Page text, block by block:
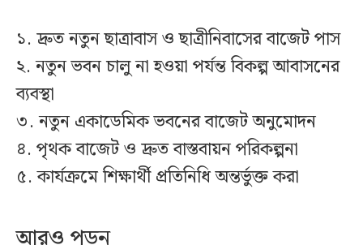
১. দ্রুত নতুন ছাত্রাবাস ও ছাত্রীনিবাসের বাজেট পাস
২. নতুন ভবন চালু না হওয়া পর্যন্ত বিকল্প আবাসনের
ব্যবস্থা
৩. নতুন একাডেমিক ভবনের বাজেট অনুমোদন
৪. পৃথক বাজেট ও দ্রুত বাস্তবায়ন পরিকল্পনা
৫. কার্যক্রমে শিক্ষার্থী প্রতিনিধি অন্তর্ভুক্ত করা